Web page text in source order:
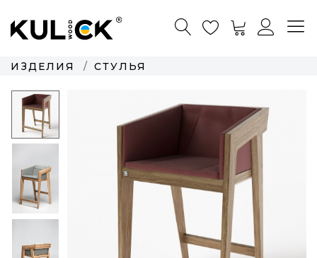
ИЗДЕЛИЯ СТУЛЬЯ